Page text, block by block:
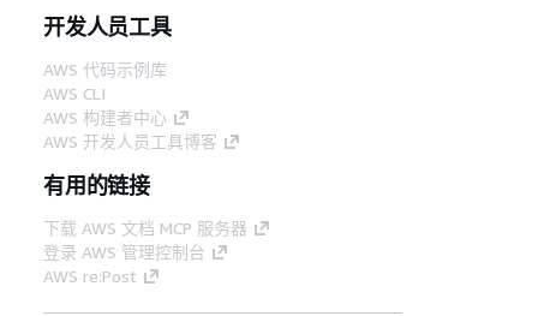
开发人员工具
AWS 代码示例库
AWS CLI
AWS 构建者中心
AWS 开发人员工具博客
有用的链接
下载 AWS 文档 MCP 服务器
登录 AWS 管理控制台
AWS re:Post